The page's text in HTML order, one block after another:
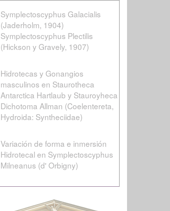
Symplectoscyphus Galacialis
(Jaderholm, 1904)
Symplectoscyphus Plectilis
(Hickson y Gravely, 1907)
Hidrotecas y Gonangios
masculinos en Staurotheca
Antarctica Hartlaub y Stauroyheca
Dichotoma Allman (Coelentereta,
Hydroida: Syntheciidae)
Variación de forma e inmersión
Hidrotecal en Symplectoscyphus
Milneanus (d' Orbigny)